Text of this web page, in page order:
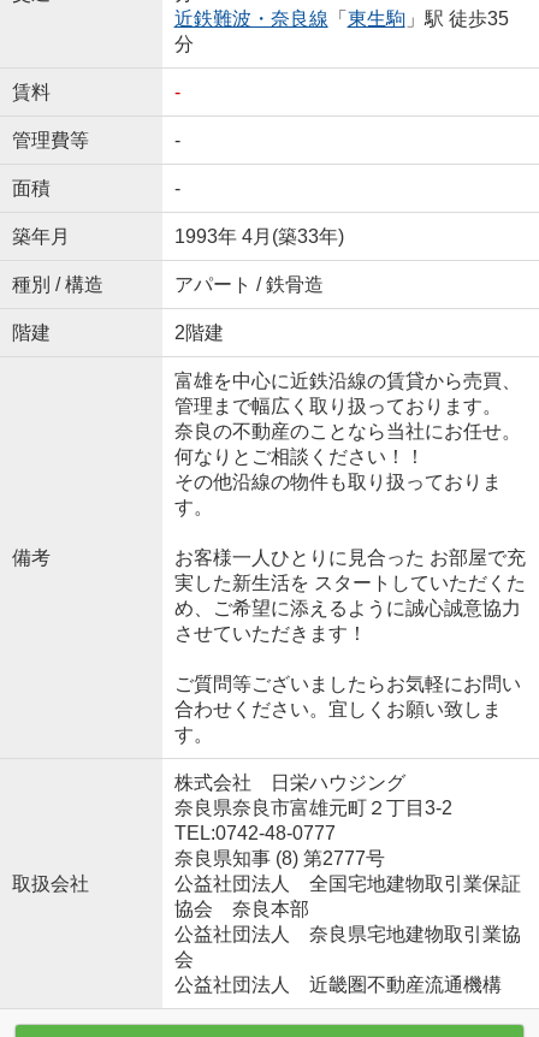
近鉄難波・奈良線 「 東生駒」駅 徒歩35
分
賃料 -
管理費等 -
面積 -
築年月 1993年 4月(築33年)
種別 / 構造 アパート / 鉄骨造
階建 2階建
備考
富雄を中心に近鉄沿線の賃貸から売買、
管理まで幅広く取り扱っております。
奈良の不動産のことなら当社にお任せ。
何なりとご相談ください！！
その他沿線の物件も取り扱っておりま
す。
お客様一人ひとりに見合った お部屋で充
実した新生活を スタートしていただくた
め、ご希望に添えるように誠心誠意協力
させていただきます！
ご質問等ございましたらお気軽にお問い
合わせください。宜しくお願い致しま
す。
取扱会社
株式会社 日栄ハウジング
奈良県奈良市富雄元町２丁目3-2
TEL:0742-48-0777
奈良県知事 (8) 第2777号
公益社団法人 全国宅地建物取引業保証
協会 奈良本部
公益社団法人 奈良県宅地建物取引業協
会
公益社団法人 近畿圏不動産流通機構